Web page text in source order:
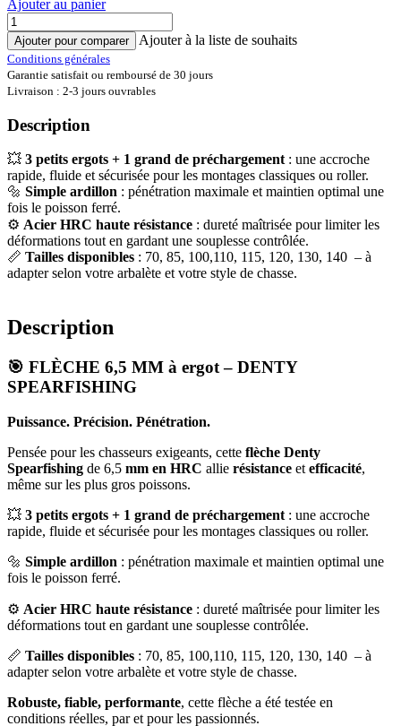
Ajouter au panier
Ajouter pour comparer Ajouter à la liste de souhaits
Conditions générales
Garantie satisfait ou remboursé de 30 jours
Livraison : 2-3 jours ouvrables
Description
💥 3 petits ergots + 1 grand de préchargement: une accroche
rapide, fluide et sécurisée pour les montages classiques ou roller.
🔩 Simple ardillon : pénétration maximale et maintien optimal une
fois le poisson ferré.
⚙️ Acier HRC haute résistance : dureté maîtrisée pour limiter les
déformations tout en gardant une souplesse contrôlée.
📏 Tailles disponibles : 70, 85, 100,110, 115, 120, 130, 140 – à
adapter selon votre arbalète et votre style de chasse.
Description
🎯 FLÈCHE 6,5 MM à ergot – DENTY
SPEARFISHING
Puissance. Précision. Pénétration.
Pensée pour les chasseurs exigeants, cette flèche Denty
Spearfishing de 6,5 mm en HRC allie résistance et efficacité,
même sur les plus gros poissons.
💥 3 petits ergots + 1 grand de préchargement : une accroche
rapide, fluide et sécurisée pour les montages classiques ou roller.
🔩 Simple ardillon : pénétration maximale et maintien optimal une
fois le poisson ferré.
⚙️ Acier HRC haute résistance : dureté maîtrisée pour limiter les
déformations tout en gardant une souplesse contrôlée.
📏 Tailles disponibles : 70, 85, 100,110, 115, 120, 130, 140 – à
adapter selon votre arbalète et votre style de chasse.
Robuste, fiable, performante, cette flèche a été testée en
conditions réelles, par et pour les passionnés.